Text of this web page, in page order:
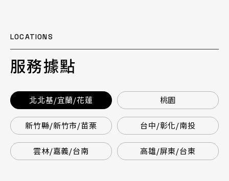
LOCATIONS
服務據點
北北基/宜蘭/花蓮 桃園
新竹縣/新竹市/苗栗 台中/彰化/南投
雲林/嘉義/台南 高雄/屏東/台東